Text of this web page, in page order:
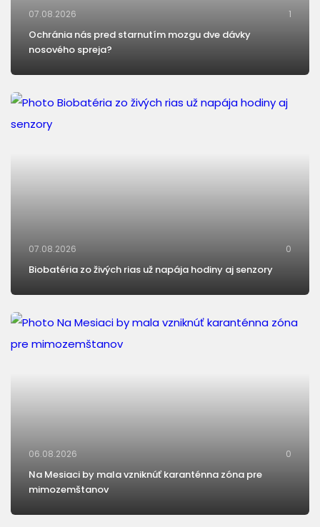
07.08.2026 1
Ochránia nás pred starnutím mozgu dve dávky
nosového spreja?
07.08.2026 0
Biobatéria zo živých rias už napája hodiny aj senzory
06.08.2026 0
Na Mesiaci by mala vzniknúť karanténna zóna pre
mimozemštanov